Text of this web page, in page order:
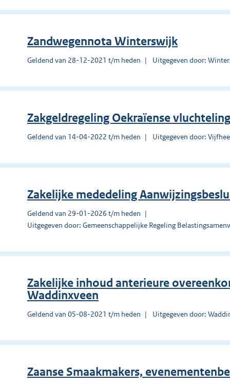
Zandwegennota Winterswijk
Geldend van 28-12-2021 t/m heden Uitgegeven door:
Zakgeldregeling Oekraïense
Geldend van 14-04-2022 t/m heden Uitgegeven door:
Zakelijke mededeling
Geldend van 29-01-2026 t/m heden
Uitgegeven door: Gemeenschappelijke Regeling
Zakelijke inhoud anterieure
Waddinxveen
Geldend van 05-08-2021 t/m heden Uitgegeven door:
Zaanse Smaakmakers,